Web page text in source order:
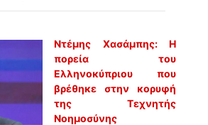
Ντέμης Χασάμπης: Η
πορεία του
Ελληνοκύπριου που
βρέθηκε στην κορυφή
της Τεχνητής
Νοημοσύνης